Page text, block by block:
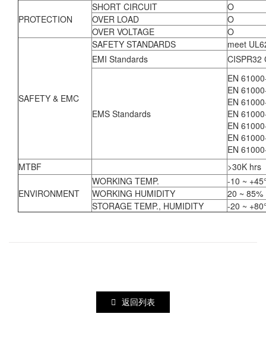
PROTECTION
SHORT CIRCUIT
O
OVER LOAD
O
OVER VOLTAGE
O
SAFETY & EMC
SAFETY STANDARDS
meet
EMI Standards
CISPR32
EMS Standards
EN
EN
EN
EN
EN
EN
EN
MTBF
>30K hrs
ENVIRONMENT
WORKING TEMP. -10 ~ +45
WORKING HUMIDITY
20 ~ 85%
STORAGE TEMP., HUMIDITY
-20 ~ +80
返回列表